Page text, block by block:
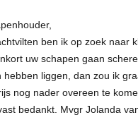
ben ik op zoek naar
uw schapen gaan
hebben liggen, dan zou ik
nog nader overeen te
bedankt. Mvgr Jolanda